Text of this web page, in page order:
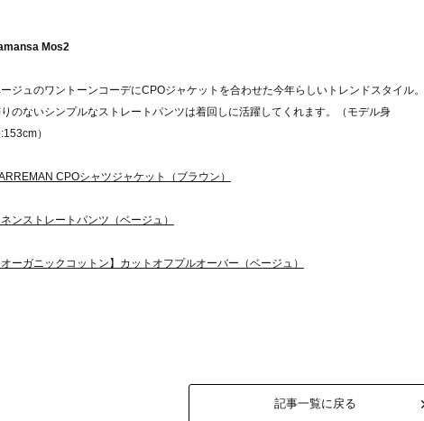
Mos2
ジュのワントーンコーデにCPOジャケットを合わせた今年らしいトレンドスタイル。
のないシンプルなストレートパンツは着回しに活躍してくれます。（モデル身
）
CPOシャツジャケット（ブラウン）
ネンストレートパンツ（ベージュ）
オーガニックコットン】カットオフプルオーバー（ベージュ）
記事一覧に戻る